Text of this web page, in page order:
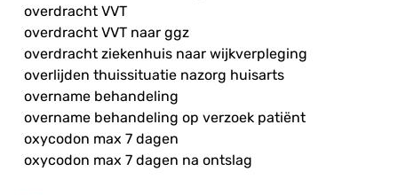
overdracht VVT
overdracht VVT naar ggz
overdracht ziekenhuis naar wijkverpleging
overlijden thuissituatie nazorg huisarts
overname behandeling
overname behandeling op verzoek patiënt
oxycodon max 7 dagen
oxycodon max 7 dagen na ontslag